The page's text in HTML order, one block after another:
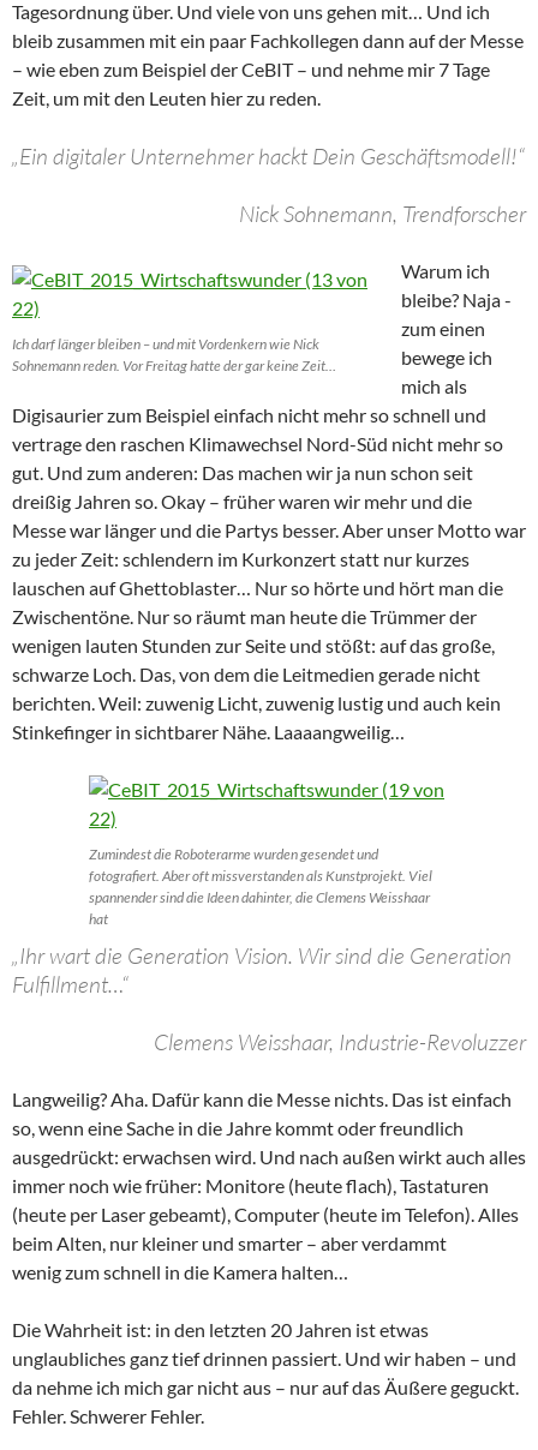
Tagesordnung über. Und viele von uns gehen mit… Und ich
bleib zusammen mit ein paar Fachkollegen dann auf der Messe
– wie eben zum Beispiel der CeBIT – und nehme mir 7 Tage
Zeit, um mit den Leuten hier zu reden.
„Ein digitaler Unternehmer hackt Dein Geschäftsmodell!“
Nick Sohnemann, Trendforscher
Ich darf länger bleiben – und mit Vordenkern wie Nick
Sohnemann reden. Vor Freitag hatte der gar keine Zeit…
Warum ich
bleibe? Naja -
zum einen
bewege ich
mich als
Digisaurier zum Beispiel einfach nicht mehr so schnell und
vertrage den raschen Klimawechsel Nord-Süd nicht mehr so
gut. Und zum anderen: Das machen wir ja nun schon seit
dreißig Jahren so. Okay – früher waren wir mehr und die
Messe war länger und die Partys besser. Aber unser Motto war
zu jeder Zeit: schlendern im Kurkonzert statt nur kurzes
lauschen auf Ghettoblaster… Nur so hörte und hört man die
Zwischentöne. Nur so räumt man heute die Trümmer der
wenigen lauten Stunden zur Seite und stößt: auf das große,
schwarze Loch. Das, von dem die Leitmedien gerade nicht
berichten. Weil: zuwenig Licht, zuwenig lustig und auch kein
Stinkefinger in sichtbarer Nähe. Laaaangweilig…
Zumindest die Roboterarme wurden gesendet und
fotografiert. Aber oft missverstanden als Kunstprojekt. Viel
spannender sind die Ideen dahinter, die Clemens Weisshaar
hat
„Ihr wart die Generation Vision. Wir sind die Generation
Fulfillment…“
Clemens Weisshaar, Industrie-Revoluzzer
Langweilig? Aha. Dafür kann die Messe nichts. Das ist einfach
so, wenn eine Sache in die Jahre kommt oder freundlich
ausgedrückt: erwachsen wird. Und nach außen wirkt auch alles
immer noch wie früher: Monitore (heute flach), Tastaturen
(heute per Laser gebeamt), Computer (heute im Telefon). Alles
beim Alten, nur kleiner und smarter – aber verdammt
wenig zum schnell in die Kamera halten…
Die Wahrheit ist: in den letzten 20 Jahren ist etwas
unglaubliches ganz tief drinnen passiert. Und wir haben – und
da nehme ich mich gar nicht aus – nur auf das Äußere geguckt.
Fehler. Schwerer Fehler.